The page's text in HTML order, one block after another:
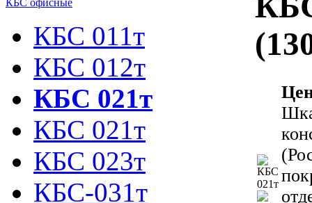
КБС офисные
КБС 011т
КБС 012т
КБС 021т
КБС 021т
КБС 023т
КБС-031т